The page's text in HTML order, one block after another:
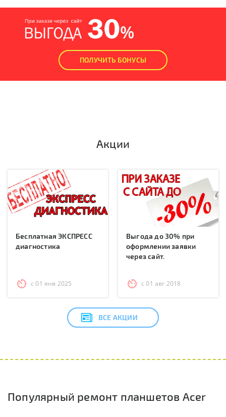
ПОЛУЧИТЬ БОНУСЫ
Акции
Бесплатная ЭКСПРЕСС
диагностика
с 01 янв 2025
Выгода до 30% при
оформлении заявки
через сайт.
с 01 авг 2018
ВСЕ АКЦИИ
Популярный ремонт планшетов Acer